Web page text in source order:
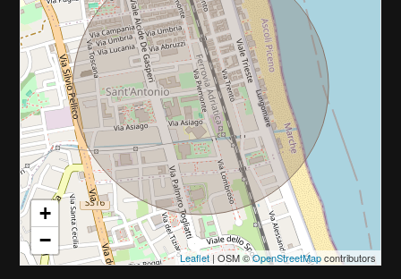
Palazzetto dello sport / stadio Riviera delle Palm
Ufficio Postale
Centro commerciale
Uffici comunali
Fermata autobus di linea
+
−
Leaflet| OSM ©OpenStreetMapcontributors